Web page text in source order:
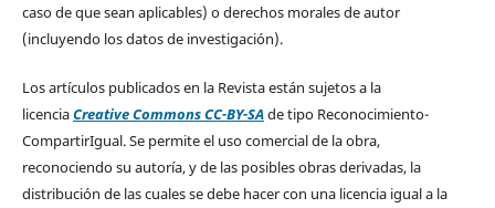
caso de que sean aplicables) o derechos morales de autor
(incluyendo los datos de investigación).
Los artículos publicados en la Revista están sujetos a la
licenciaCreative Commons CC-BY-SAde tipo Reconocimiento-
CompartirIgual. Se permite el uso comercial de la obra,
reconociendo su autoría, y de las posibles obras derivadas, la
distribución de las cuales se debe hacer con una licencia igual a la